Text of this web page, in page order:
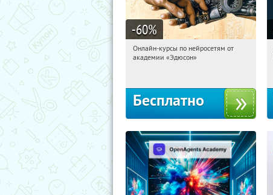
-60%
02:12:10 Получили:
Онлайн-курсы по нейросетям от
академии «Эдюсон»
Бесплатно